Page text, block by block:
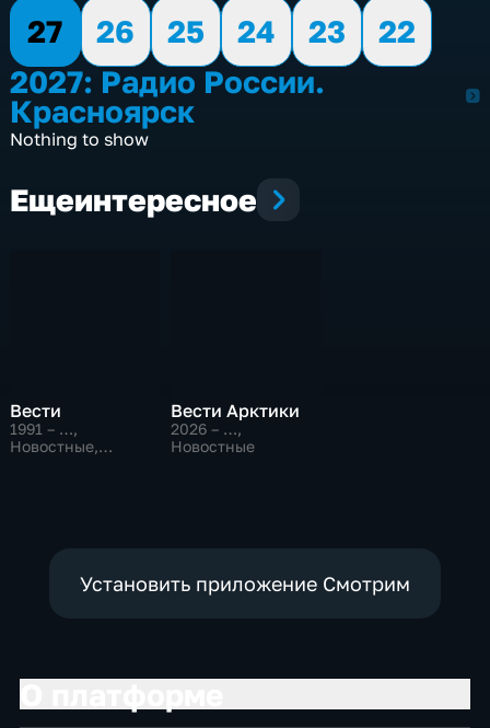
27
26 25 24 23
22
2027: Радио России.
Красноярск
2027
Nothing to show
Ещеинтересное
Вести
1991 – …,
Новостные,
Вести Арктики
2026 – …,
Новостные
Установить приложение Смотрим